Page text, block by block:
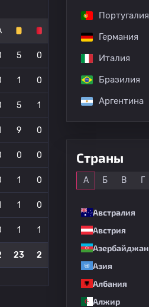
5 0
1 0
5 1
9 0
0 0
1 0
1 0
1 1
23 2
Португалия
Германия
Италия
Бразилия
Аргентина
Страны
А Б В Г
Австралия
Австрия
Азербайджан
Азия
Албания
Алжир